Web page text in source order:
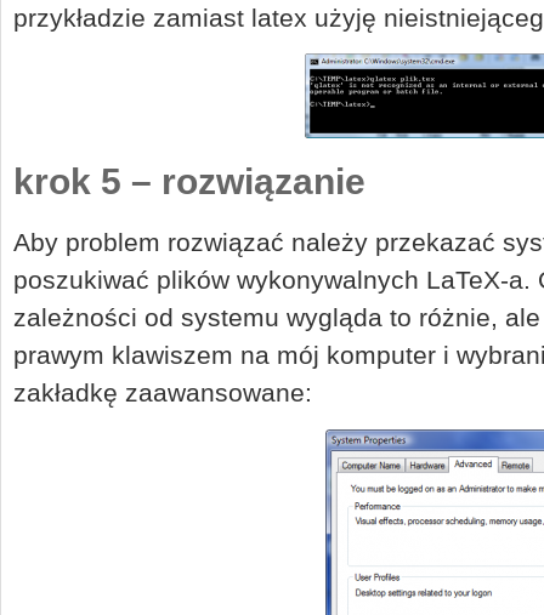
przykładzie zamiast latex użyję
krok 5 – rozwiązanie
Aby problem rozwiązać należy przekazać
poszukiwać plików wykonywalnych LaTeX-a.
zależności od systemu wygląda to różnie,
prawym klawiszem na mój komputer i
zakładkę zaawansowane: